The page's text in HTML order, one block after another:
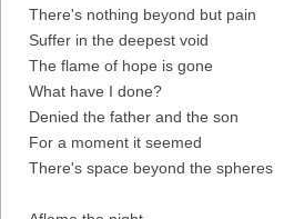
Blind Guardian
Все песни
There's nothing beyond but pain
Suffer in the deepest void
The flame of hope is gone
What have I done?
Denied the father and the son
For a moment it seemed
There's space beyond the spheres